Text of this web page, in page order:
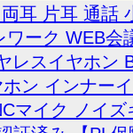
耳 片耳 通話
ーク WEB会
レスイヤホン
ン インナー
マイク ノイ